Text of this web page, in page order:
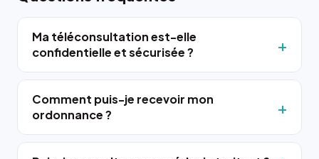
Ma téléconsultation est-elle
confidentielle et sécurisée ?
Comment puis-je recevoir mon
ordonnance ?